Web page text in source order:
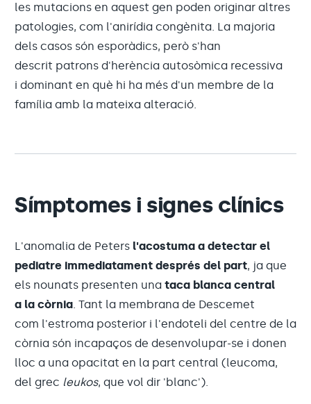
les mutacions en aquest gen poden originar altres
patologies, com l'anirídia congènita. La majoria
dels casos són esporàdics, però s'han
descrit patrons d'herència autosòmica recessiva
i dominant en què hi ha més d'un membre de la
família amb la mateixa alteració.
Símptomes i signes clínics
L'anomalia de Peters l'acostuma a detectar el
pediatre immediatament després del part, ja que
els nounats presenten una taca blanca central
a la còrnia. Tant la membrana de Descemet
com l'estroma posterior i l'endoteli del centre de la
còrnia són incapaços de desenvolupar-se i donen
lloc a una opacitat en la part central (leucoma,
del grec leukos, que vol dir 'blanc').